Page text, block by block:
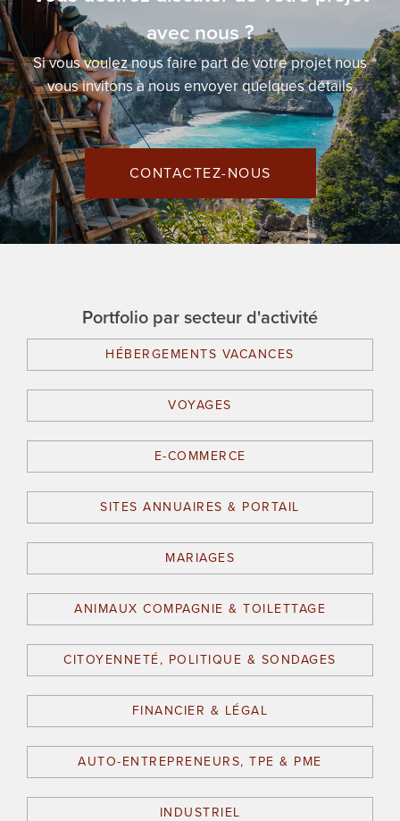
avec nous ?
Si vous voulez nous faire part de votre projet nous
vous invitons à nous envoyer quelques détails
CONTACTEZ-NOUS
Portfolio par secteur d'activité
HÉBERGEMENTS VACANCES
VOYAGES
E-COMMERCE
SITES ANNUAIRES & PORTAIL
MARIAGES
ANIMAUX COMPAGNIE & TOILETTAGE
CITOYENNETÉ, POLITIQUE & SONDAGES
FINANCIER & LÉGAL
AUTO-ENTREPRENEURS, TPE & PME
INDUSTRIEL